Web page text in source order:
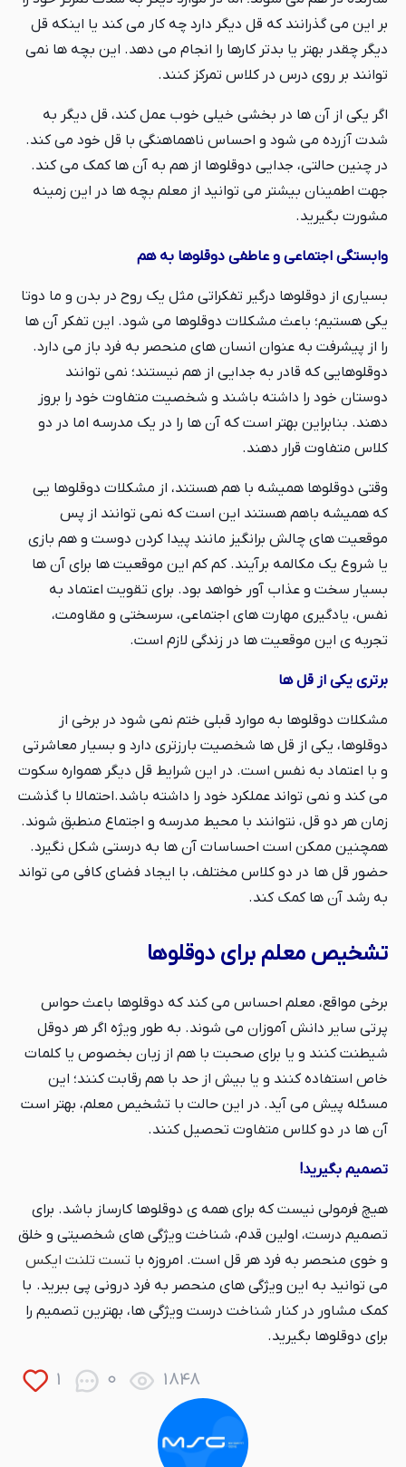
بر این می گذرانند که قل دیگر دارد چه کار می کند یا اینکه قل
دیگر چقدر بهتر یا بدتر کارها را انجام می دهد. این بچه ها نمی
توانند بر روی درس در کلاس تمرکز کنند.
اگر یکی از آن ها در بخشی خیلی خوب عمل کند، قل دیگر به
شدت آزرده می شود و احساس ناهماهنگی با قل خود می کند.
در چنین حالتي، جدایی دوقلوها از هم به آن ها کمک می کند.
جهت اطمینان بیشتر می توانید از معلم بچه ها در این زمینه
مشورت بگیرید.
وابستگی اجتماعی و عاطفی دوقلوها به هم
بسیاری از دوقلوها درگیر تفکراتی مثل یک روح در بدن و ما دوتا
یکی هستیم؛ باعث مشکلات دوقلوها می شود. این تفکر آن ها
را از پیشرفت به عنوان انسان های منحصر به فرد باز می دارد.
دوقلوهایی که قادر به جدایی از هم نیستند؛ نمی توانند
دوستان خود را داشته باشند و شخصیت متفاوت خود را بروز
دهند. بنابراین بهتر است که آن ها را در یک مدرسه اما در دو
کلاس متفاوت قرار دهند.
وقتی دوقلوها همیشه با هم هستند، از مشکلات دوقلوها یی
که همیشه باهم هستند این است که نمی توانند از پس
موقعیت های چالش برانگیز مانند پیدا کردن دوست و هم بازی
یا شروع یک مکالمه برآیند. کم کم این موقعیت ها برای آن ها
بسیار سخت و عذاب آور خواهد بود. برای تقویت اعتماد به
نفس، یادگیری مهارت های اجتماعی، سرسختی و مقاومت،
تجربه ی این موقعیت ها در زندگی لازم است.
برتری یکی از قل ها
مشکلات دوقلوها به موارد قبلی ختم نمی شود در برخی از
دوقلوها، یکی از قل ها شخصیت بارزتری دارد و بسیار معاشرتی
و با اعتماد به نفس است. در این شرایط قل دیگر همواره سکوت
می کند و نمی تواند عملکرد خود را داشته باشد.احتمالا با گذشت
زمان هر دو قل، نتوانند با محیط مدرسه و اجتماع منطبق شوند.
همچنین ممكن است احساسات آن ها به درستی شکل نگیرد.
حضور قل ها در دو کلاس مختلف، با ایجاد فضای کافی می تواند
به رشد آن ها کمک کند.
تشخيص معلم برای دوقلوها
برخی مواقع، معلم احساس می کند که دوقلوها باعث حواس
پرتی سایر دانش آموزان می شوند. به طور ویژه اگر هر دوقل
شیطنت کنند و یا برای صحبت با هم از زبان بخصوص یا کلمات
خاص استفاده کنند و یا بیش از حد با هم رقابت کنند؛ این
مسئله پیش می آید. در این حالت با تشخيص معلم، بهتر است
آن ها در دو کلاس متفاوت تحصیل کنند.
تصمیم بگیرید!
هیچ فرمولی نیست که برای همه ی دوقلوها کارساز باشد. برای
تصمیم درست، اولین قدم، شناخت ویژگی های شخصیتی و خلق
و خوی منحصر به فرد هر قل است. امروزه با تست تلنت ایکس
می توانید به این ویژگی های منحصر به فرد درونی پی ببرید. با
کمک مشاور در کنار شناخت درست ویژگی ها، بهترین تصمیم را
برای دوقلوها بگیرید.
1 0 1848